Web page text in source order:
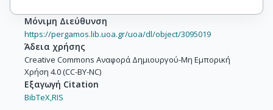
Μόνιμη Διεύθυνση
https://pergamos.lib.uoa.gr/uoa/dl/object/3095019
Άδεια χρήσης
Creative Commons Αναφορά Δημιουργού-Μη Εμπορική
Χρήση 4.0 (CC-BY-NC)
Εξαγωγή Citation
BibTeX,RIS